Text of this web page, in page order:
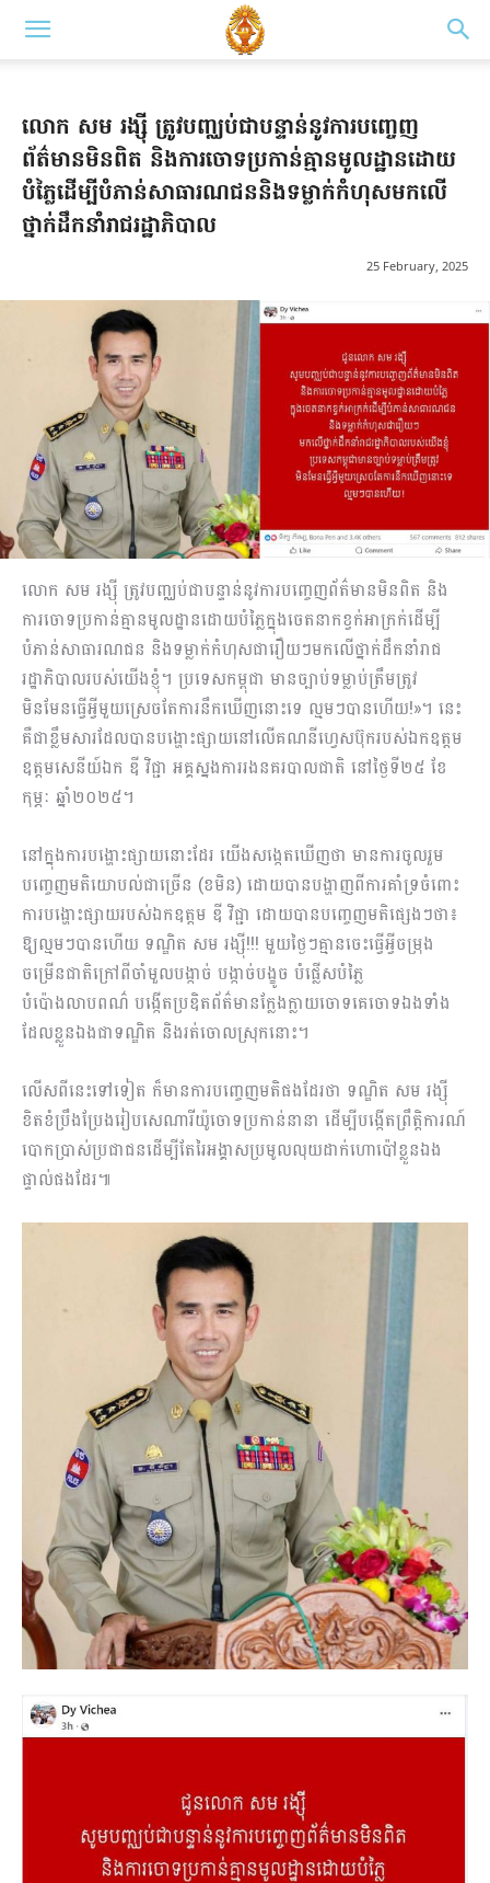
លោក សម រង្ស៊ី ត្រូវបញ្ឈប់ជាបន្ទាន់នូវការបញ្ចេញ
ព័ត៌មានមិនពិត និងការចោទប្រកាន់គ្មានមូលដ្ឋានដោយ
បំភ្លៃដើម្បីបំភាន់សាធារណជននិងទម្លាក់កំហុសមកលើ
ថ្នាក់ដឹកនាំរាជរដ្ឋាភិបាល
25 February, 2025
លោក សម រង្ស៊ី ត្រូវបញ្ឈប់ជាបន្ទាន់នូវការបញ្ចេញព័ត៌មានមិនពិត និង
ការចោទប្រកាន់គ្មានមូលដ្ឋានដោយបំភ្លៃក្នុងចេតនាកខ្វក់អាក្រក់ដើម្បី
បំភាន់សាធារណជន និងទម្លាក់កំហុសជារឿយៗមកលើថ្នាក់ដឹកនាំរាជ
រដ្ឋាភិបាលរបស់យើងខ្ញុំ។ ប្រទេសកម្ពុជា មានច្បាប់ទម្លាប់ត្រឹមត្រូវ
មិនមែនធ្វើអី្វមួយស្រេចតែការនឹកឃើញនោះទេ ល្មមៗបានហើយ!»។ នេះ
គឺជាខ្លឹមសារដែលបានបង្ហោះផ្សាយនៅលើគណនីហេ្វសប៊ុករបស់ឯកឧត្តម
ឧត្តមសេនីយ៍ឯក ឌី វិជ្ជា អគ្គស្នងការរងនគរបាលជាតិ នៅថ្ងៃទី២៥ ខែ
កុម្ភៈ ឆ្នាំ២០២៥។
នៅក្នុងការបង្ហោះផ្សាយនោះដែរ យើងសង្កេតឃើញថា មានការចូលរួម
បញ្ចេញមតិយោបល់ជាច្រើន (ខមិន) ដោយបានបង្ហាញពីការគាំទ្រចំពោះ
ការបង្ហោះផ្សាយរបស់ឯកឧត្តម ឌី វិជ្ជា ដោយបានបញ្ចេញមតិផ្សេងៗថា៖
ឱ្យល្មមៗបានហើយ ទណ្ឌិត សម រង្ស៊ី!!! មួយថ្ងៃៗគ្មានចេះធ្វើអ្វីចម្រុង
ចម្រើនជាតិក្រៅពីចាំមួលបង្កាច់ បង្កាច់បង្ខូច បំផ្លើសបំភ្លៃ
បំប៉ោងលាបពណ៌ បង្កើតប្រឌិតព័ត៌មានក្លែងក្លាយចោទគេចោទឯងទាំង
ដែលខ្លួនឯងជាទណ្ឌិត និងរត់ចោលស្រុកនោះ។
លើសពីនេះទៅទៀត ក៏មានការបញ្ចេញមតិផងដែរថា ទណ្ឌិត សម រង្ស៊ី
ខិតខំប្រឹងប្រែងរៀបសេណារីយ៉ូចោទប្រកាន់នានា ដើម្បីបង្កើតព្រឹត្តិការណ៍
បោកប្រាស់ប្រជាជនដើម្បីតែរៃអង្គាសប្រមូលលុយដាក់ហោប៉ៅខ្លួនឯង
ផ្ទាល់ផងដែរ៕